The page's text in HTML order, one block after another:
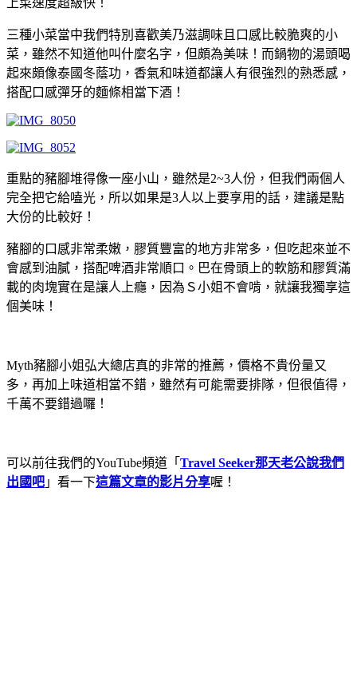
三種小菜當中我們特別喜歡美乃滋調味且口感比較脆爽的小
菜，雖然不知道他叫什麼名字，但頗為美味！而鍋物的湯頭喝
起來頗像泰國冬蔭功，香氣和味道都讓人有很強烈的熟悉感，
搭配口感彈牙的麵條相當下酒！
重點的豬腳堆得像一座小山，雖然是2~3人份，但我們兩個人
完全把它給嗑光，所以如果是3人以上要享用的話，建議是點
大份的比較好！
豬腳的口感非常柔嫩，膠質豐富的地方非常多，但吃起來並不
會感到油膩，搭配啤酒非常順口。巴在骨頭上的軟筋和膠質滿
載的肉塊實在是讓人上癮，因為Ｓ小姐不會啃，就讓我獨享這
個美味！
Myth豬腳小姐弘大總店真的非常的推薦，價格不貴份量又
多，再加上味道相當不錯，雖然有可能需要排隊，但很值得，
千萬不要錯過囉！
可以前往我們的YouTube頻道「 Travel Seeker那天老公說我們
出國吧 」看一下這篇文章的影片分享喔！